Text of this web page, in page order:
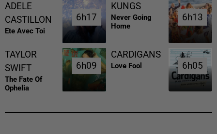
ADELE
CASTILLON
Ete Avec Toi
6h17
6h17
KUNGS
Never Going
Home
6h13
6h13
TAYLOR
SWIFT
The Fate Of
Ophelia
6h09
6h09
CARDIGANS
Love Fool 6h05
6h05